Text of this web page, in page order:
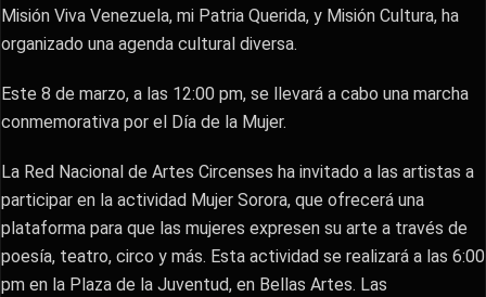
Misión Viva Venezuela, mi Patria Querida, y Misión Cultura, ha
organizado una agenda cultural diversa.
Este 8 de marzo, a las 12:00 pm, se llevará a cabo una marcha
conmemorativa por el Día de la Mujer.
La Red Nacional de Artes Circenses ha invitado a las artistas a
participar en la actividad Mujer Sorora, que ofrecerá una
plataforma para que las mujeres expresen su arte a través de
poesía, teatro, circo y más. Esta actividad se realizará a las 6:00
pm en la Plaza de la Juventud, en Bellas Artes. Las